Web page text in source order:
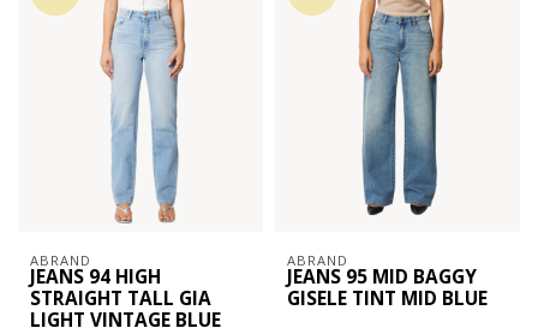
ABRAND
JEANS 94 HIGH
STRAIGHT TALL GIA
LIGHT VINTAGE BLUE
ABRAND
JEANS 95 MID BAGGY
GISELE TINT MID BLUE